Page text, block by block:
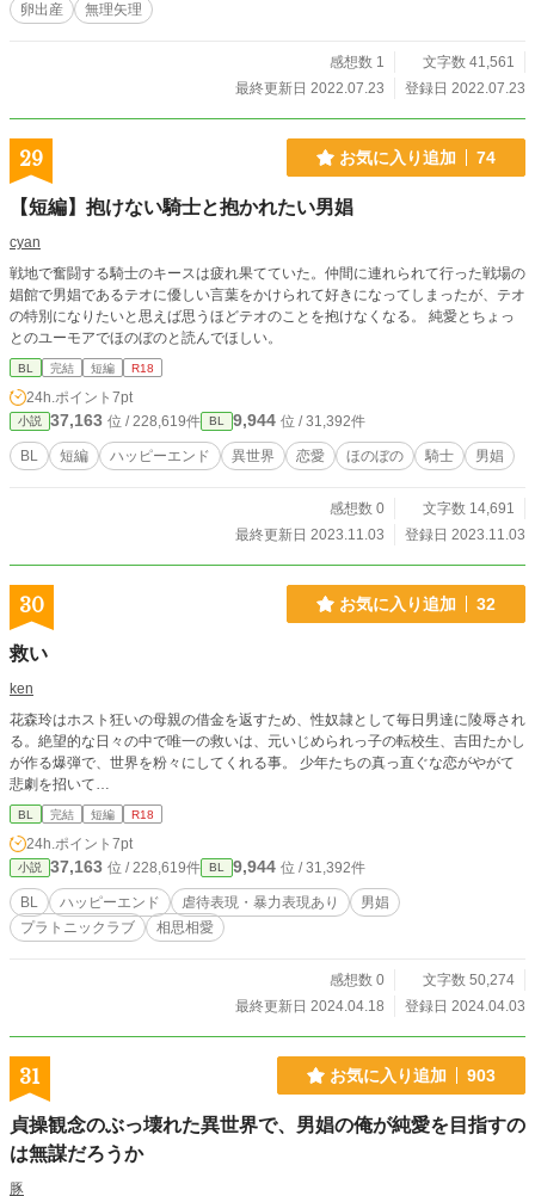
卵出産
無理矢理
感想数 1
文字数 41,561
最終更新日 2022.07.23
登録日 2022.07.23
29 お気に入り追加 74
【短編】抱けない騎士と抱かれたい男娼
cyan
戦地で奮闘する騎士のキースは疲れ果てていた。仲間に連れられて行った戦場の
娼館で男娼であるテオに優しい言葉をかけられて好きになってしまったが、テオ
の特別になりたいと思えば思うほどテオのことを抱けなくなる。 純愛とちょっ
とのユーモアでほのぼのと読んでほしい。
BL 完結 短編 R18
24h.ポイント 7pt
小説 37,163 位 / 228,619件 BL 9,944 位 / 31,392件
BL 短編 ハッピーエンド 異世界 恋愛 ほのぼの 騎士 男娼
感想数 0
文字数 14,691
最終更新日 2023.11.03
登録日 2023.11.03
30 お気に入り追加 32
救い
ken
花森玲はホスト狂いの母親の借金を返すため、性奴隷として毎日男達に陵辱され
る。絶望的な日々の中で唯一の救いは、元いじめられっ子の転校生、吉田たかし
が作る爆弾で、世界を粉々にしてくれる事。 少年たちの真っ直ぐな恋がやがて
悲劇を招いて…
BL 完結 短編 R18
24h.ポイント 7pt
小説 37,163 位 / 228,619件 BL 9,944 位 / 31,392件
BL ハッピーエンド 虐待表現・暴力表現あり
男娼
プラトニックラブ
相思相愛
感想数 0
文字数 50,274
最終更新日 2024.04.18
登録日 2024.04.03
31 お気に入り追加 903
貞操観念のぶっ壊れた異世界で、男娼の俺が純愛を目指すの
は無謀だろうか
豚